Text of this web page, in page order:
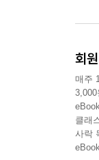
거래
월세
월
일찍
지
이
물
아파
회
매주
클래
사락